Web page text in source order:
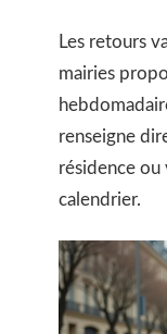
Les retours
mairies
renseigne
résidence
calendrier.